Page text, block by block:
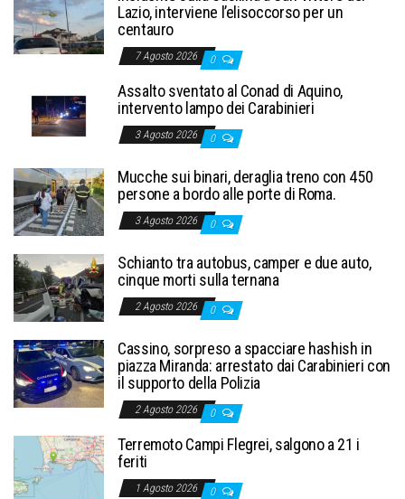
Lazio, interviene l’elisoccorso per un
centauro
7 Agosto 2026 0
Assalto sventato al Conad di Aquino,
intervento lampo dei Carabinieri
3 Agosto 2026 0
Mucche sui binari, deraglia treno con 450
persone a bordo alle porte di Roma.
3 Agosto 2026 0
Schianto tra autobus, camper e due auto,
cinque morti sulla ternana
2 Agosto 2026 0
Cassino, sorpreso a spacciare hashish in
piazza Miranda: arrestato dai Carabinieri con
il supporto della Polizia
2 Agosto 2026 0
Terremoto Campi Flegrei, salgono a 21 i
feriti
1 Agosto 2026 0